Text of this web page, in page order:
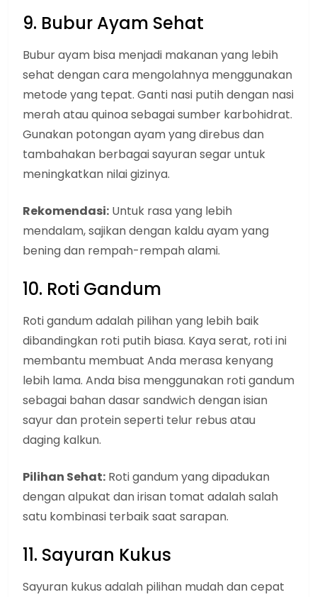
9. Bubur Ayam Sehat
Bubur ayam bisa menjadi makanan yang lebih
sehat dengan cara mengolahnya menggunakan
metode yang tepat. Ganti nasi putih dengan nasi
merah atau quinoa sebagai sumber karbohidrat.
Gunakan potongan ayam yang direbus dan
tambahakan berbagai sayuran segar untuk
meningkatkan nilai gizinya.
Rekomendasi: Untuk rasa yang lebih
mendalam, sajikan dengan kaldu ayam yang
bening dan rempah-rempah alami.
10. Roti Gandum
Roti gandum adalah pilihan yang lebih baik
dibandingkan roti putih biasa. Kaya serat, roti ini
membantu membuat Anda merasa kenyang
lebih lama. Anda bisa menggunakan roti gandum
sebagai bahan dasar sandwich dengan isian
sayur dan protein seperti telur rebus atau
daging kalkun.
Pilihan Sehat: Roti gandum yang dipadukan
dengan alpukat dan irisan tomat adalah salah
satu kombinasi terbaik saat sarapan.
11. Sayuran Kukus
Sayuran kukus adalah pilihan mudah dan cepat